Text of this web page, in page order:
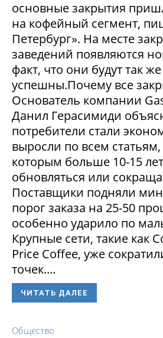
основные закрытия
на кофейный сегмент,
Петербург». На месте
заведений появляются
факт, что они будут так же
успешны.Почему все
Основатель компании
Данил Герасимиди
потребители стали
выросли по всем
которым больше 10-15
обновляться или
Поставщики подняли
порог заказа на 25-50
особенно ударило по
Крупные сети, такие как
Price Coffee, уже
точек....
ЧИТАТЬ ДАЛЕЕ
Общество